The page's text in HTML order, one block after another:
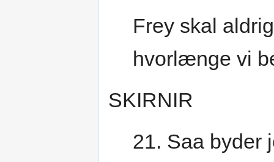
Frey skal
hvorlænge vi
SKIRNIR
21. Saa byder